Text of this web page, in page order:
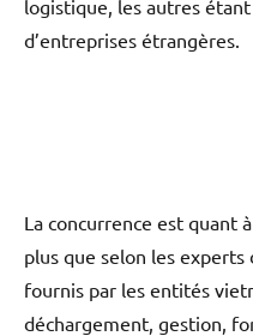
logistique, les autres
d’entreprises étrangères.
La concurrence est quant
plus que selon les experts
fournis par les entités
déchargement, gestion,